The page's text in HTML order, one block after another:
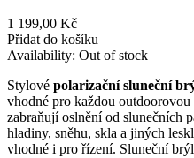
1 199,00 Kč
Přidat do košíku
Availability: Out of stock
Stylové polarizační sluneční
vhodné pro každou
zabraňují oslnění od slunečních
hladiny, sněhu, skla a jiných
vhodné i pro řízení. Sluneční